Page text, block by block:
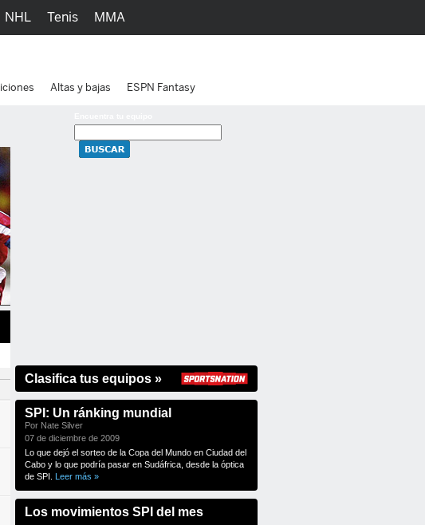
Clasifica tus equipos »
SPI: Un ránking mundial
Por Nate Silver
07 de diciembre de 2009
Lo que dejó el sorteo de la Copa del Mundo en Ciudad del
Cabo y lo que podría pasar en Sudáfrica, desde la óptica
de SPI. Leer más »
Los movimientos SPI del mes
NHL Tenis MMA
Altas y bajas ESPN Fantasy